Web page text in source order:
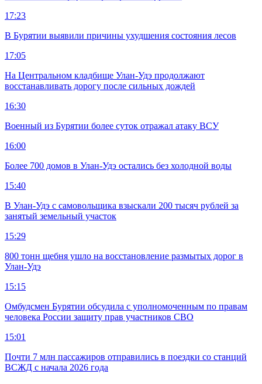
17:23
В Бурятии выявили причины ухудшения состояния лесов
17:05
На Центральном кладбище Улан-Удэ продолжают
восстанавливать дорогу после сильных дождей
16:30
Военный из Бурятии более суток отражал атаку ВСУ
16:00
Более 700 домов в Улан-Удэ остались без холодной воды
15:40
В Улан-Удэ с самовольщика взыскали 200 тысяч рублей за
занятый земельный участок
15:29
800 тонн щебня ушло на восстановление размытых дорог в
Улан-Удэ
15:15
Омбудсмен Бурятии обсудила с уполномоченным по правам
человека России защиту прав участников СВО
15:01
Почти 7 млн пассажиров отправились в поездки со станций
ВСЖД с начала 2026 года